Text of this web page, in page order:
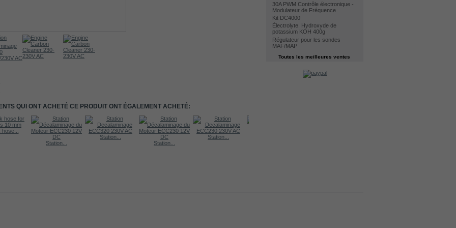
QUI ONT ACHETÉ CE PRODUIT ONT ÉGALEMENT ACHETÉ:
Station...
Station...
Station...
Station...
30A PWM Contrôle électronique -
Modulateur de Fréquence
Kit DC4000
Électrolyte. Hydroxyde de
potassium KOH 400g
Régulateur pour les sondes
MAF/MAP
Toutes les meilleures ventes